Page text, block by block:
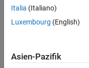
conversion
of
Italia (Italiano)
Luxembourg (English)
Asien-Pazifik